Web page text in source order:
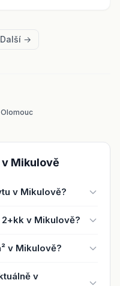
Další →
Olomouc
Mikulově
v Mikulově?
v Mikulově?
v Mikulově?
v